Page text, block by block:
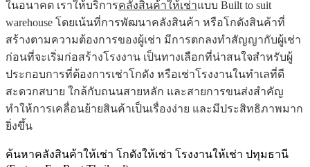
ในอนาคต เราให้บริการคลังสินค้าให้เช่าแบบ Built to suit
warehouse โดยเน้นที่การพัฒนาคลังสินค้า หรือโกดังสินค้าที่
สร้างตามความต้องการของผู้เช่า มีการตกลงทำสัญญากับผู้เช่า
ก่อนที่จะเริ่มก่อสร้างโรงงาน เป็นทางเลือกที่น่าสนใจสำหรับผู้
ประกอบการที่ต้องการเช่าโกดัง หรือเช่าโรงงานในทำเลที่ดี
สะดวกสบาย ใกล้กับถนนสายหลัก และสายการขนส่งสำคัญ
ทำให้การเคลื่อนย้ายสินค้าเป็นเรื่องง่าย และมีประสิทธิภาพมาก
ยิ่งขึ้น
ค้นหาคลังสินค้าให้เช่า โกดังให้เช่า โรงงานให้เช่า ปทุมธานี